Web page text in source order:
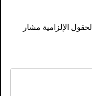
الحقول الإلزامية مشار